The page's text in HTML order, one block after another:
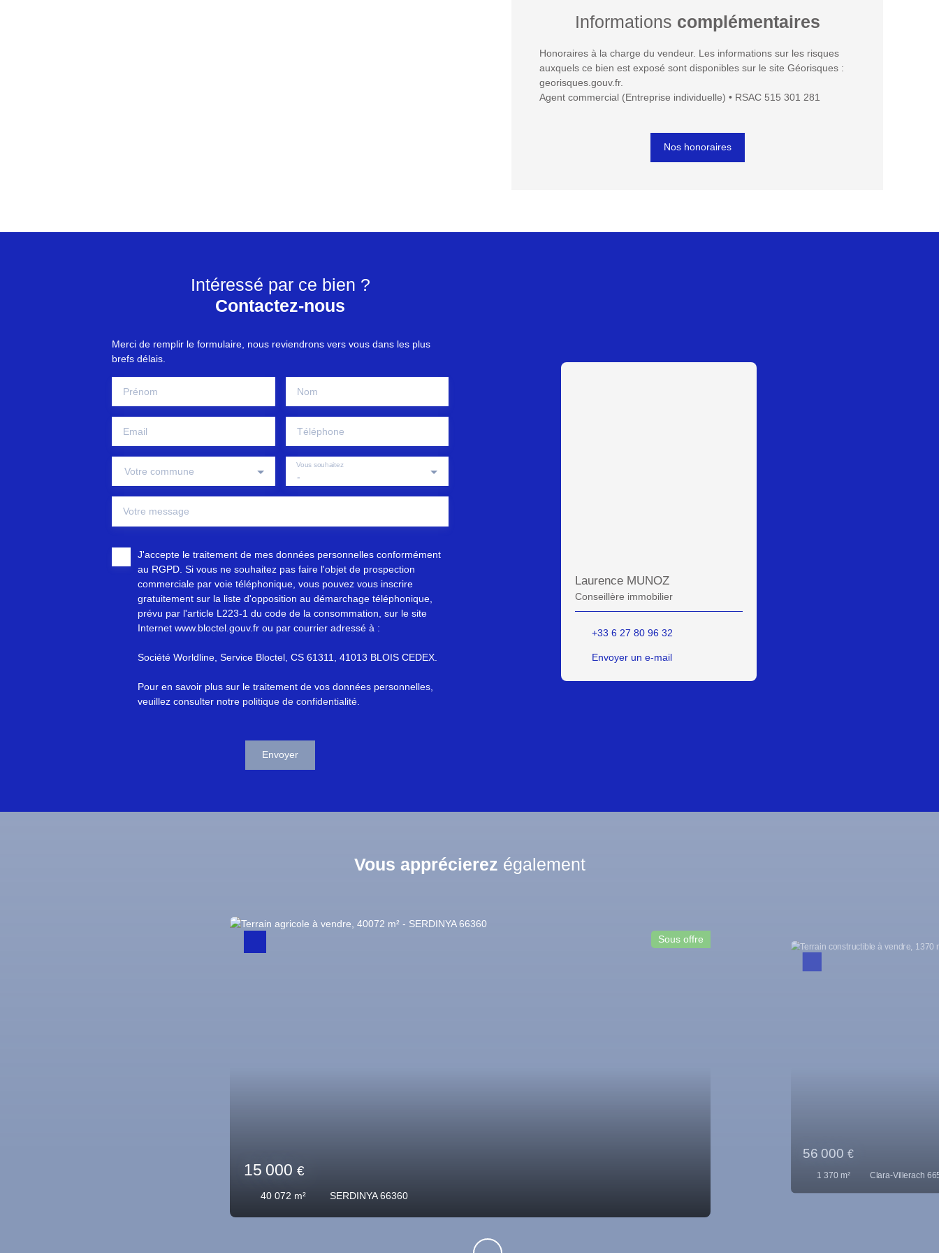
Informations complémentaires
Honoraires à la charge du vendeur. Les informations sur les risques
auxquels ce bien est exposé sont disponibles sur le site Géorisques :
georisques.gouv.fr.
Agent commercial (Entreprise individuelle) • RSAC 515 301 281
Nos honoraires
Intéressé par ce bien ?
Contactez-nous
Merci de remplir le formulaire, nous reviendrons vers vous dans les plus
brefs délais.
Prénom Nom
Email Téléphone
Votre commune -
Vous souhaitez
Votre message
J'accepte le traitement de mes données personnelles conformément
au RGPD. Si vous ne souhaitez pas faire l'objet de prospection
commerciale par voie téléphonique, vous pouvez vous inscrire
gratuitement sur la liste d'opposition au démarchage téléphonique,
prévu par l'article L223-1 du code de la consommation, sur le site
Internet www.bloctel.gouv.fr ou par courrier adressé à :
Société Worldline, Service Bloctel, CS 61311, 41013 BLOIS CEDEX.
Pour en savoir plus sur le traitement de vos données personnelles,
veuillez consulter notre politique de confidentialité
Envoyer
Laurence MUNOZ
Conseillère immobilier
+33 6 27 80 96 32
Envoyer un e-mail
Vous apprécierez également
56 000
1 370m² Clara-Villerach 66500
Baisse de prix
116 000
1 534m² Codalet 66500